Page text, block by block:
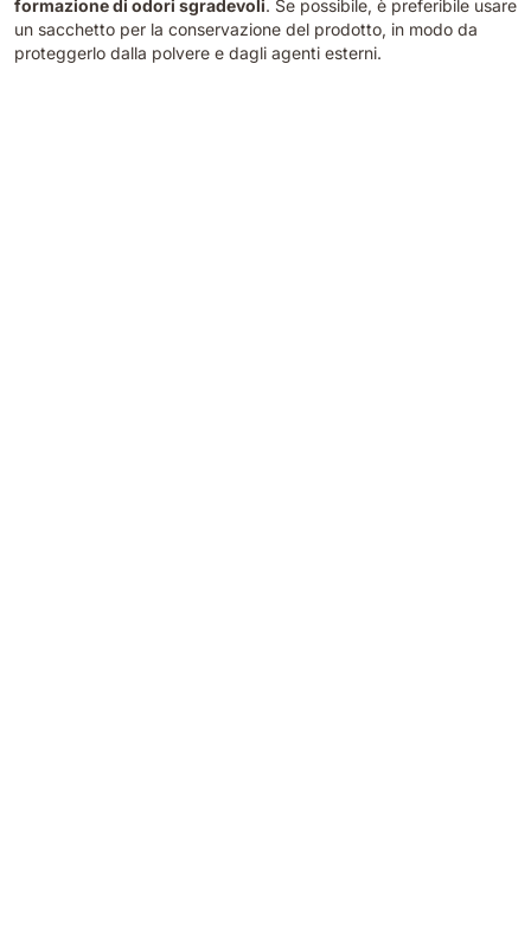
formazione di odori sgradevoli. Se possibile, è preferibile usare
un sacchetto per la conservazione del prodotto, in modo da
proteggerlo dalla polvere e dagli agenti esterni.